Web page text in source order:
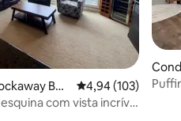
Bea
4,94 de uma
4,94 (103)
com vista incrível